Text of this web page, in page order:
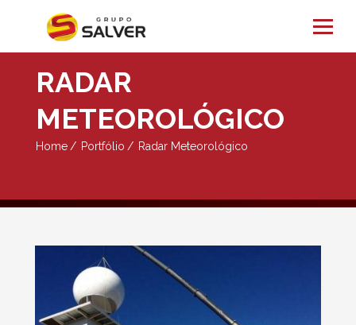
RADAR
METEOROLÓGICO
Home Portfólio Radar Meteorológico